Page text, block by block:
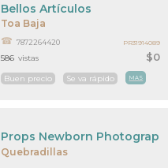
Toa Baja
$0
Bellos Artículos
7872264420
Buen precio Se va rápido MAS
586 vistas
PR31914089
Quebradillas
Props Newborn